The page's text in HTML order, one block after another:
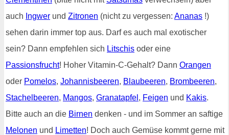
auch Ingwer und Zitronen (nicht zu vergessen: Ananas !)
sehen darin immer top aus. Darf es auch mal exotischer
sein? Dann empfehlen sich Litschis oder eine
Passionsfrucht! Hoher Vitamin-C-Gehalt? Dann Orangen
oder Pomelos, Johannisbeeren, Blaubeeren, Brombeeren,
Stachelbeeren, Mangos, Granatapfel , Feigen und Kakis.
Bitte auch an die Birnen denken - und im Sommer an saftige
Melonen und Limetten! Doch auch Gemüse kommt gerne mit